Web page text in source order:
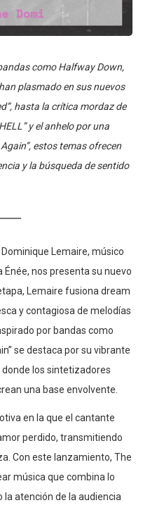
como Halfway Down,
plasmado en sus nuevos
hasta la crítica mordaz de
y el anhelo por una
estos temas ofrecen
y la búsqueda de sentido
Lemaire, músico
nos presenta su nuevo
Lemaire fusiona dream
y contagiosa de melodías
por bandas como
se destaca por su vibrante
los sintetizadores
una base envolvente.
en la que el cantante
perdido, transmitiendo
Con este lanzamiento, The
música que combina lo
atención de la audiencia